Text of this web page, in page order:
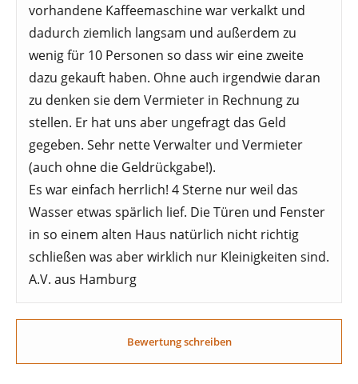
vorhandene Kaffeemaschine war verkalkt und
dadurch ziemlich langsam und außerdem zu
wenig für 10 Personen so dass wir eine zweite
dazu gekauft haben. Ohne auch irgendwie daran
zu denken sie dem Vermieter in Rechnung zu
stellen. Er hat uns aber ungefragt das Geld
gegeben. Sehr nette Verwalter und Vermieter
(auch ohne die Geldrückgabe!).
Es war einfach herrlich! 4 Sterne nur weil das
Wasser etwas spärlich lief. Die Türen und Fenster
in so einem alten Haus natürlich nicht richtig
schließen was aber wirklich nur Kleinigkeiten sind.
A.V. aus Hamburg
Bewertung schreiben